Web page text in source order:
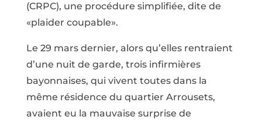
(CRPC), une procédure simplifiée, dite de
«plaider coupable».
Le 29 mars dernier, alors qu’elles rentraient
d’une nuit de garde, trois infirmières
bayonnaises, qui vivent toutes dans la
même résidence du quartier Arrousets,
avaient eu la mauvaise surprise de